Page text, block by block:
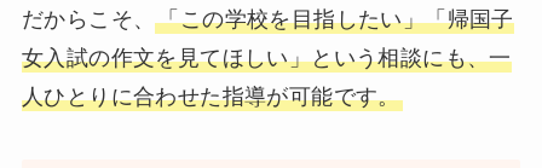
だからこそ、「この学校を目指したい」「帰国子
女入試の作文を見てほしい」という相談にも、一
人ひとりに合わせた指導が可能です。